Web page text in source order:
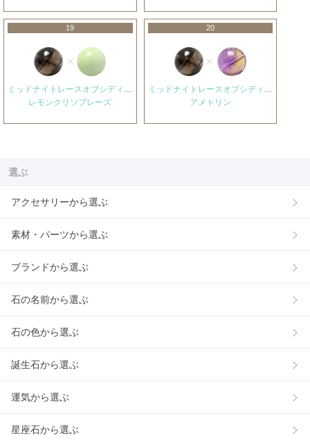
19
ミッドナイトレースオブシディアン
レモンクリソプレーズ
20
ミッドナイトレースオブシディアン
アメトリン
選ぶ
アクセサリーから選ぶ
素材・パーツから選ぶ
ブランドから選ぶ
石の名前から選ぶ
石の色から選ぶ
誕生石から選ぶ
運気から選ぶ
星座石から選ぶ